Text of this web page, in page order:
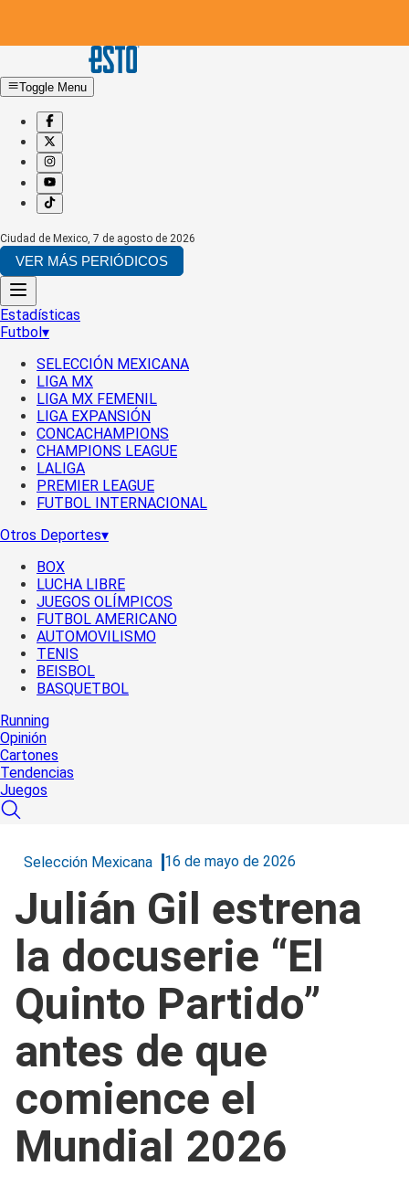
Toggle Menu
Ciudad de Mexico, 7 de agosto de 2026
VER MÁS PERIÓDICOS
Estadísticas
Futbol▾
SELECCIÓN MEXICANA
LIGA MX
LIGA MX FEMENIL
LIGA EXPANSIÓN
CONCACHAMPIONS
CHAMPIONS LEAGUE
LALIGA
PREMIER LEAGUE
FUTBOL INTERNACIONAL
Otros Deportes▾
BOX
LUCHA LIBRE
JUEGOS OLÍMPICOS
FUTBOL AMERICANO
AUTOMOVILISMO
TENIS
BEISBOL
BASQUETBOL
Running
Opinión
Cartones
Tendencias
Juegos
Selección Mexicana 16 de mayo de 2026
Julián Gil estrena
la docuserie “El
Quinto Partido”
antes de que
comience el
Mundial 2026